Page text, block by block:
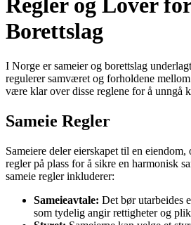
Regler og Lover
Borettslag
I Norge er sameier og borettslag
regulerer samværet og forholdene
være klar over disse reglene for å unngå
Sameie Regler
Sameiere deler eierskapet til en
regler på plass for å sikre en harmonisk
sameie regler inkluderer:
Sameieavtale: Det bør utarbeides
som tydelig angir rettigheter og